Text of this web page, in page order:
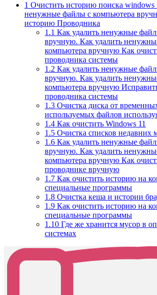
1 Очистить историю поиска windows
ненужные файлы с компьютера
историю Проводника
1.1 Как удалить ненужные
вручную. Как удалить
компьютера вручную Как
проводника системы
1.2 Как удалить ненужные
вручную. Как удалить
компьютера вручную
проводника системы
1.3 Очистка диска от
используемых файлов
1.4 Как очистить Windows 11
1.5 Очистка списков недавних
1.6 Как удалить ненужные
вручную. Как удалить
компьютера вручную Как
проводнике вручную
1.7 Как очистить историю на
специальные программы
1.8 Очистка кеша и истории
1.9 Как очистить историю на
специальные программы
1.10 Где же хранится мусор в
системах